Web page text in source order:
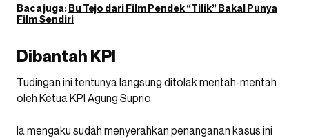
Baca juga:Bu Tejo dari Film Pendek “Tilik” Bakal Punya
Film Sendiri
Dibantah KPI
Tudingan ini tentunya langsung ditolak mentah-mentah
oleh Ketua KPI Agung Suprio.
Ia mengaku sudah menyerahkan penanganan kasus ini